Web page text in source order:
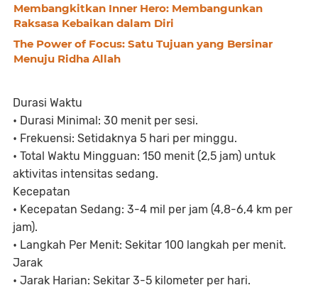
Membangkitkan Inner Hero: Membangunkan
Raksasa Kebaikan dalam Diri
The Power of Focus: Satu Tujuan yang Bersinar
Menuju Ridha Allah
Durasi Waktu
• Durasi Minimal: 30 menit per sesi.
• Frekuensi: Setidaknya 5 hari per minggu.
• Total Waktu Mingguan: 150 menit (2,5 jam) untuk
aktivitas intensitas sedang.
Kecepatan
• Kecepatan Sedang: 3-4 mil per jam (4,8-6,4 km per
jam).
• Langkah Per Menit: Sekitar 100 langkah per menit.
Jarak
• Jarak Harian: Sekitar 3-5 kilometer per hari.